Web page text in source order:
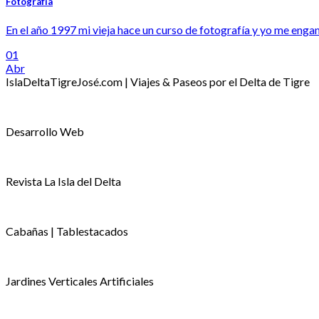
En el año 1997 mi vieja hace un curso de fotografía y yo me
01
Abr
IslaDeltaTigreJosé.com | Viajes & Paseos por el Delta de Tigre
Desarrollo Web
Revista La Isla del Delta
Cabañas | Tablestacados
Jardines Verticales Artificiales